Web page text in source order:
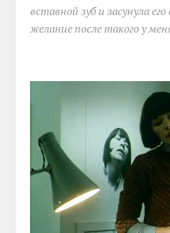
вставной зуб и засунула
желание после такого у